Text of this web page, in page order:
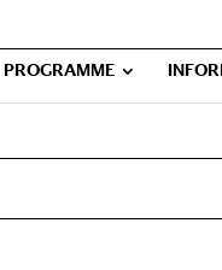
PROGRAMME